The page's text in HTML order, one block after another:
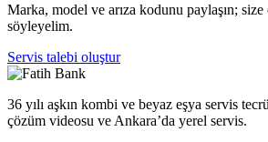
Marka, model ve arıza kodunu paylaşın; size
söyleyelim.
Servis talebi oluştur
36 yılı aşkın kombi ve beyaz eşya servis
çözüm videosu ve Ankara’da yerel servis.